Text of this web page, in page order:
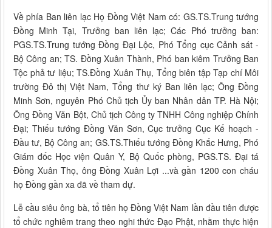
Về phía Ban liên lạc Họ Đồng Việt Nam có: GS.TS.Trung tướng
Đồng Minh Tại, Trưởng ban liên lạc; Các Phó trưởng ban:
PGS.TS.Trung tướng Đồng Đại Lộc, Phó Tổng cục Cảnh sát -
Bộ Công an; TS. Đồng Xuân Thành, Phó ban kiêm Trưởng Ban
Tộc phả tư liệu; TS.Đồng Xuân Thụ, Tổng biên tập Tạp chí Môi
trường Đô thị Việt Nam, Tổng thư ký Ban liên lạc; Ông Đồng
Minh Sơn, nguyên Phó Chủ tịch Ủy ban Nhân dân TP. Hà Nội;
Ông Đồng Văn Bột, Chủ tịch Công ty TNHH Công nghiệp Chính
Đại; Thiếu tướng Đồng Văn Sơn, Cục trưởng Cục Kế hoạch -
Đầu tư, Bộ Công an; GS.TS.Thiếu tướng Đồng Khắc Hưng, Phó
Giám đốc Học viện Quân Y, Bộ Quốc phòng, PGS.TS. Đại tá
Đồng Xuân Thọ, ông Đồng Xuân Lợi ...và gần 1200 con cháu
họ Đồng gần xa đã về tham dự.
Lễ cầu siêu ông bà, tổ tiên họ Đồng Việt Nam lần đầu tiên được
tổ chức nghiêm trang theo nghi thức Đạo Phật, nhằm thực hiện